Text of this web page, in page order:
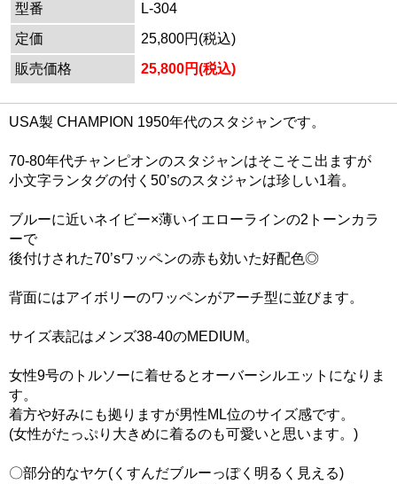
型番
L-304
定価
25,800円(税込)
販売価格
25,800円(税込)
USA製 CHAMPION 1950年代のスタジャンです。
70-80年代チャンピオンのスタジャンはそこそこ出ますが
小文字ランタグの付く50’sのスタジャンは珍しい1着。
ブルーに近いネイビー×薄いイエローラインの2トーンカラ
ーで
後付けされた70’sワッペンの赤も効いた好配色◎
背面にはアイボリーのワッペンがアーチ型に並びます。
サイズ表記はメンズ38-40のMEDIUM。
女性9号のトルソーに着せるとオーバーシルエットになりま
す。
着方や好みにも拠りますが男性ML位のサイズ感です。
(女性がたっぷり大きめに着るのも可愛いと思います。)
〇部分的なヤケ(くすんだブルーっぽく明るく見える)